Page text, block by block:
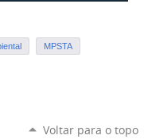
MPSTA
Voltar para o topo